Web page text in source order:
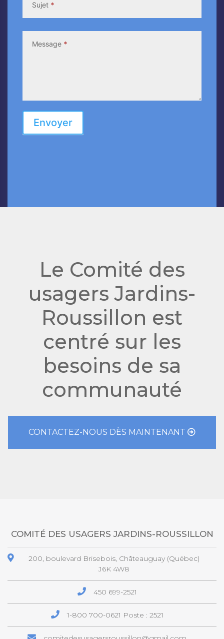
Sujet *
Message *
Envoyer
Le Comité des
usagers Jardins-
Roussillon est
centré sur les
besoins de sa
communauté
CONTACTEZ-NOUS DÈS MAINTENANT
COMITÉ DES USAGERS JARDINS-ROUSSILLON
200, boulevard Brisebois, Châteauguay (Québec)
J6K 4W8
450 699-2521
1-800 700-0621 Poste : 2521